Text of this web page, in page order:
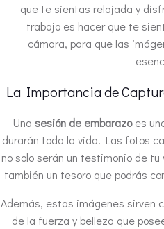
que te sientas relajada y
trabajo es hacer que te
cámara, para que las
La Importancia de
Una sesión de embarazoes
durarán toda la vida. Las fotos
no solo serán un testimonio de
también un tesoro que podrás
Además, estas imágenes sirven
de la fuerza y belleza que